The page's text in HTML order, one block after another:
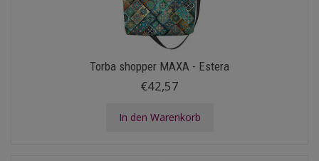
Torba shopper MAXA - Estera
€42,57
In den Warenkorb